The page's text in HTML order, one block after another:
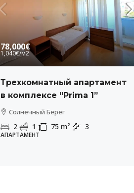
78,000€
1,040€/м2
Трехкомнатный апартамент
в комплексе “Prima 1”
Солнечный Берег
2 1 75 m² 3
АПАРТАМЕНТ